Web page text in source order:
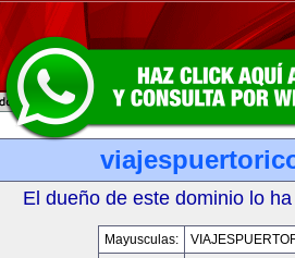
El dueño de este dominio lo
Mayusculas: